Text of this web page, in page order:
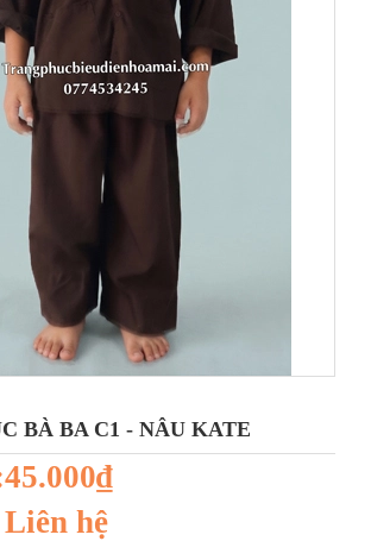
BÀ BA C1 - NÂU KATE
hệ